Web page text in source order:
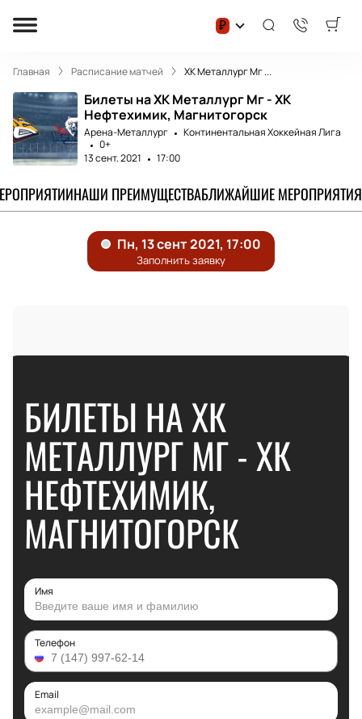
₽
Главная Расписание матчей ХК Металлург Мг ...
Билеты на ХК Металлург Мг - ХК
Нефтехимик, Магнитогорск
Арена-Металлург
Континентальная Хоккейная Лига
0+
13 сент. 2021
17:00
НАШИ ПРЕИМУЩЕСТВАБЛИЖАЙШИЕ МЕРОПРИЯТИЯ
БИЛЕТЫ НА ХК
МЕТАЛЛУРГ МГ - ХК
НЕФТЕХИМИК,
МАГНИТОГОРСК
Имя
Телефон
Email